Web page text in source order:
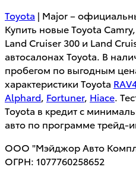
Toyota | Major –
Купить новые Toyota
Land Cruiser 300 и Land
автосалонах Toyota. В
пробегом по выгодным
характеристики Toyota
Alphard, Fortuner, Hiace.
Toyota в кредит с
авто по программе трейд-
ООО "Мэйджор Авто
ОГРН: 1077760258652